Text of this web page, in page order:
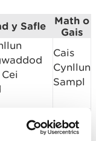
y Safle
Math o
Gais
Cais
Cynllun
Sampl
yr
Cais
Cynllun